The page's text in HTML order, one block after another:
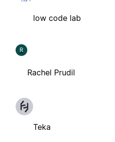
low code lab
R
Rachel Prudil
Teka